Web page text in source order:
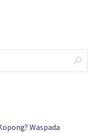
Waspada